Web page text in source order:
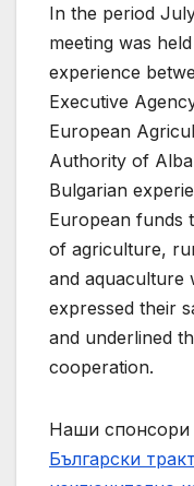
In the period
meeting was
experience
Executive
European
Authority of
Bulgarian
European funds
of agriculture,
and aquaculture
expressed their
and underlined
cooperation.
Наши спонсори
Български